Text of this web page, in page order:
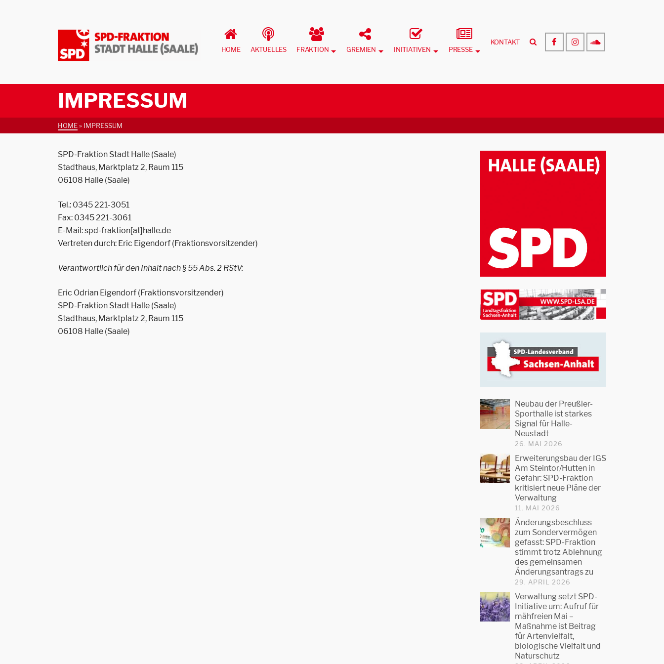
HOME AKTUELLES FRAKTION GREMIEN INITIATIVEN PRESSE
KONTAKT
IMPRESSUM
HOME» IMPRESSUM
SPD-Fraktion Stadt Halle (Saale)
Stadthaus, Marktplatz 2, Raum 115
06108 Halle (Saale)
Tel.: 0345 221-3051
Fax: 0345 221-3061
E-Mail: spd-fraktion[at]halle.de
Vertreten durch: Eric Eigendorf (Fraktionsvorsitzender)
Verantwortlich für den Inhalt nach § 55 Abs. 2 RStV:
Eric Odrian Eigendorf (Fraktionsvorsitzender)
SPD-Fraktion Stadt Halle (Saale)
Stadthaus, Marktplatz 2, Raum 115
06108 Halle (Saale)
Neubau der Preußler-
Sporthalle ist starkes
Signal für Halle-
Neustadt
26. MAI 2026
Erweiterungsbau der IGS
Am Steintor/Hutten in
Gefahr: SPD-Fraktion
kritisiert neue Pläne der
Verwaltung
11. MAI 2026
Änderungsbeschluss
zum Sondervermögen
gefasst: SPD-Fraktion
stimmt trotz Ablehnung
des gemeinsamen
Änderungsantrags zu
29. APRIL 2026
Verwaltung setzt SPD-
Initiative um: Aufruf für
mähfreien Mai –
Maßnahme ist Beitrag
für Artenvielfalt,
biologische Vielfalt und
Naturschutz